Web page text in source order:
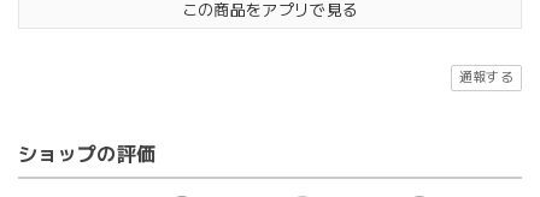
この商品をアプリで見る
通報する
ショップの評価